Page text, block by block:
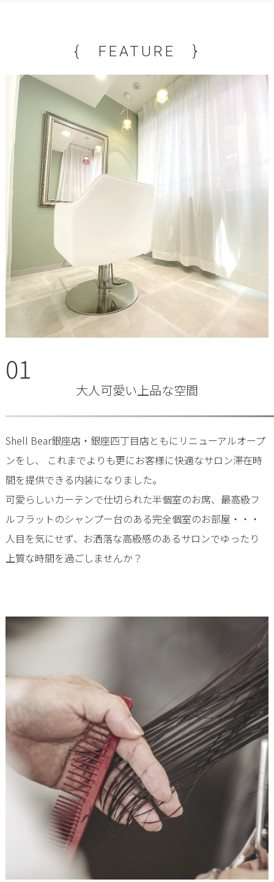
{ FEATURE }
01
大人可愛い上品な空間
Shell Bear銀座店・銀座四丁目店ともにリニューアルオープ
ンをし、 これまでよりも更にお客様に快適なサロン滞在時
間を提供できる内装になりました。
可愛らしいカーテンで仕切られた半個室のお席、最高級フ
ルフラットのシャンプー台のある完全個室のお部屋・・・
人目を気にせず、お洒落な高級感のあるサロンでゆったり
上質な時間を過ごしませんか？